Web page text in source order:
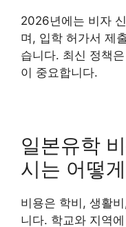
2026년에는 비자
며, 입학 허가서 제
습니다. 최신 정책
이 중요합니다.
일본유학
시는 어떻
비용은 학비, 생활
니다. 학교와 지역